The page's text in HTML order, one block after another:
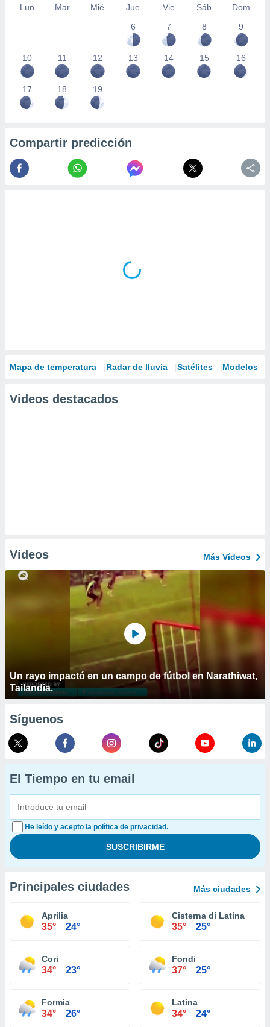
Lun Mar Mié Jue Vie Sáb
Dom
6
7 8 9
10 11 12 13 14 15 16
17 18 19
Compartir predicción
Mapa de temperatura Radar de lluvia Satélites Modelos
Videos destacados
Vídeos Más Vídeos
Un rayo impactó en un campo de fútbol en Narathiwat,
Tailandia.
Síguenos
El Tiempo en tu email
He leído y acepto la política de privacidad.
Principales ciudades Más ciudades
Aprilia
35° 24°
Cisterna di Latina
35° 25°
Cori
34° 23°
Fondi
37° 25°
Formia
34° 26°
Latina
34° 24°